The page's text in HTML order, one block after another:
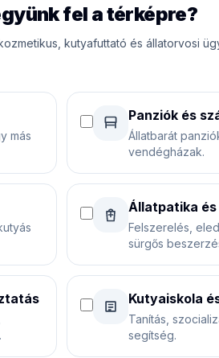
fel a térképre?
kutyafuttató és állatorvosi
más
Panziók és
Állatbarát
vendégházak.
Állatpatika
Felszerelés,
sürgős
Kutyaiskola
Tanítás,
segítség.